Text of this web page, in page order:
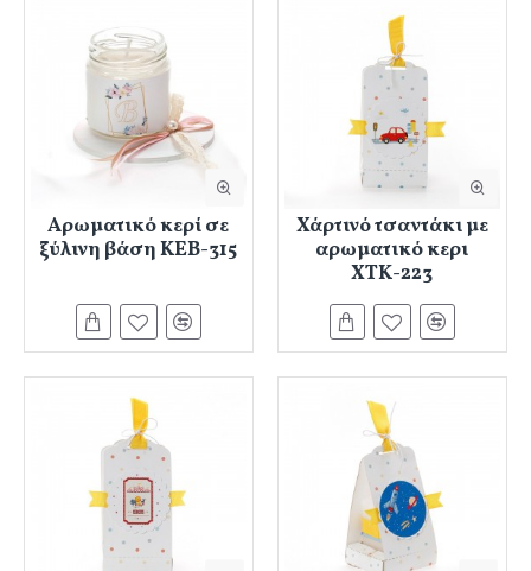
Αρωματικό κερί σε
ξύλινη βάση ΚΕΒ-315
Χάρτινό τσαντάκι με
αρωματικό κερι
ΧΤΚ-223